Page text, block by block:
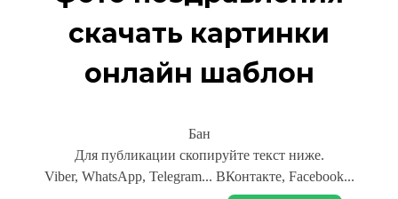
скачать картинки
онлайн шаблон
Бан
Для публикации скопируйте текст ниже.
Viber, WhatsApp, Telegram... ВКонтакте, Facebook...